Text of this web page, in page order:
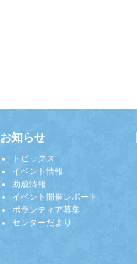
お知らせ
トピックス
イベント情報
助成情報
イベント開催レポート
ボランティア募集
センターだより